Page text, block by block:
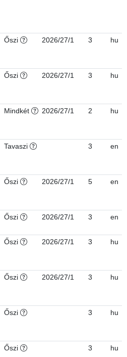
Őszi 2026/27/1 3 hu
Őszi 2026/27/1 3 hu
Mindkét 2026/27/1 2 hu
Tavaszi 3 en
Őszi 2026/27/1 5 en
Őszi 2026/27/1 3 en
Őszi 2026/27/1 3 hu
Őszi 2026/27/1 3 hu
Őszi 3 hu
Őszi 3 hu